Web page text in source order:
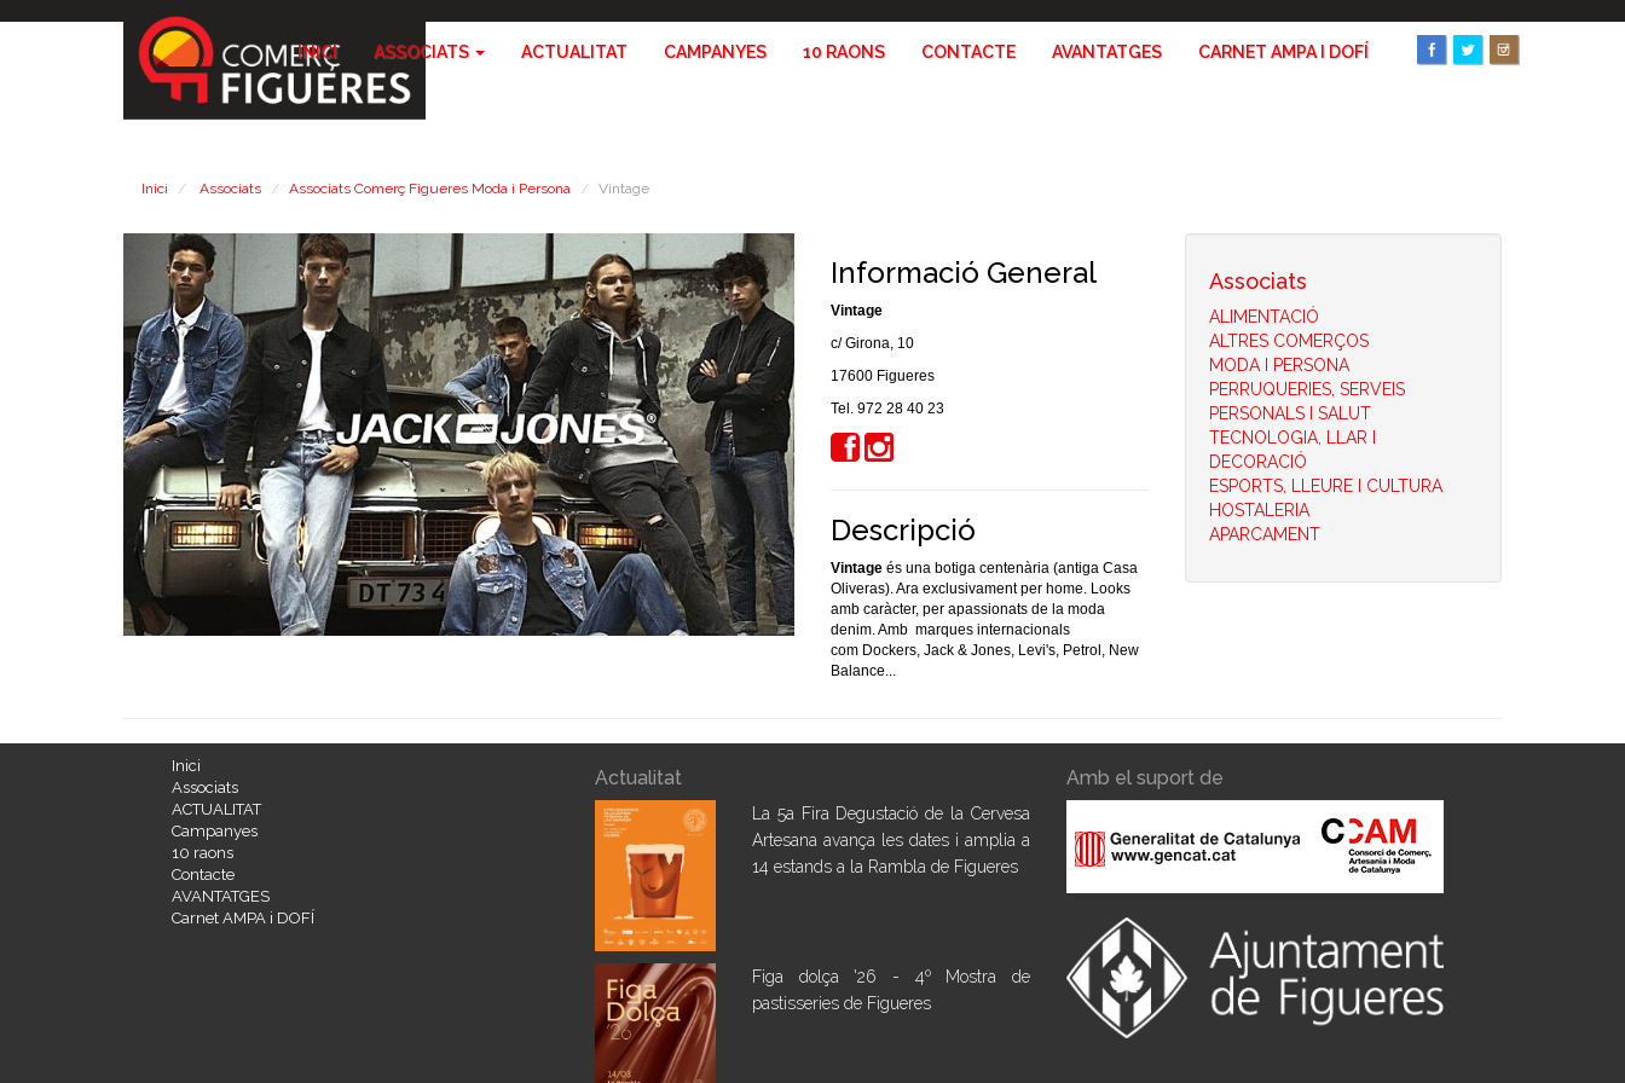
INICI ASSOCIATS ACTUALITAT CAMPANYES 10 RAONS CONTACTE AVANTATGES CARNET AMPA I DOFÍ
Inici Associats Associats Comerç Figueres Moda i Persona Vintage
Informació General
Vintage
c/ Girona, 10
17600 Figueres
Tel. 972 28 40 23
Descripció
Vintage és una botiga centenària (antiga Casa
Oliveras). Ara exclusivament per home. Looks
amb caràcter, per apassionats de la moda
denim. Amb marques internacionals
com Dockers, Jack & Jones, Levi's, Petrol, New
Balance...
Associats
ALIMENTACIÓ
ALTRES COMERÇOS
MODA I PERSONA
PERRUQUERIES, SERVEIS
PERSONALS I SALUT
TECNOLOGIA, LLAR I
DECORACIÓ
ESPORTS, LLEURE I CULTURA
HOSTALERIA
APARCAMENT
Inici
Associats
ACTUALITAT
Campanyes
10 raons
Contacte
AVANTATGES
Carnet AMPA i DOFÍ
Actualitat
La 5a Fira Degustació de la Cervesa
Artesana avança les dates i amplia a
14 estands a la Rambla de Figueres
Figa dolça '26 - 4º Mostra de
pastisseries de Figueres
Amb el suport de